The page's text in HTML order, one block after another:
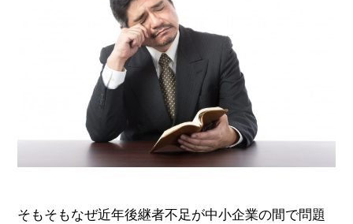
そもそもなぜ近年後継者不足が中小企業の間で問題